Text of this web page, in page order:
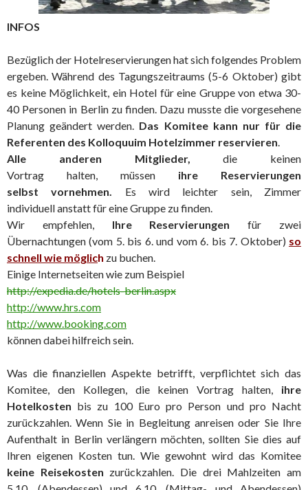
INFOS
Bezüglich der Hotelreservierungen hat sich folgendes Problem
ergeben. Während des Tagungszeitraums (5-6 Oktober) gibt
es keine Möglichkeit, ein Hotel für eine Gruppe von etwa 30-
40 Personen in Berlin zu finden. Dazu musste die vorgesehene
Planung geändert werden. Das Komitee kann nur für die
Referenten des Kolloquuim Hotelzimmer reservieren.
Alle anderen Mitglieder, die keinen
Vortrag halten, müssen ihre Reservierungen
selbst vornehmen. Es wird leichter sein, Zimmer
individuell anstatt für eine Gruppe zu finden.
Wir empfehlen, Ihre Reservierungenfür zwei
Übernachtungen (vom 5. bis 6. und vom 6. bis 7. Oktober) so
schnell wie möglich zu buchen.
Einige Internetseiten wie zum Beispiel
http://expedia.de/hotels-berlin.aspx
http://www.hrs.com
http://www.booking.com
können dabei hilfreich sein.
Was die finanziellen Aspekte betrifft, verpflichtet sich das
Komitee, den Kollegen, die keinen Vortrag halten, ihre
Hotelkosten bis zu 100 Euro pro Person und pro Nacht
zurückzahlen. Wenn Sie in Begleitung anreisen oder Sie Ihre
Aufenthalt in Berlin verlängern möchten, sollten Sie dies auf
Ihren eigenen Kosten tun. Wie gewohnt wird das Komitee
keine Reisekosten zurückzahlen. Die drei Mahlzeiten am